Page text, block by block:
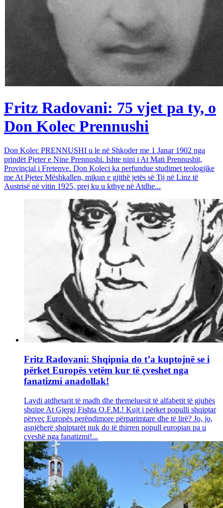
Fritz Radovani: 75 vjet pa ty, o
Don Kolec Prennushi
Don Kolec PRENNUSHI u le në Shkoder me 1 Janar 1902 nga
prindët Pjeter e Nine Prennushi. Ishte nipi i At Mati Prennushit,
Provinçial i Fretenve. Don Koleci ka perfundue studimet teologjike
me At Pjeter Mëshkallen, mikun e gjithë jetës së Tij në Linz të
Austrisë në vitin 1925, prej ku u kthye në Atdhe...
Fritz Radovani: Shqipnia do t’a kuptojnë se i
përket Europës vetëm kur të çveshet nga
fanatizmi anadollak!
Lavdi atdhetarit të madh dhe themeluesit të alfabetit të gjuhës
shqipe At Gjergj Fishta O.F.M.! Kujt i përket populli shqiptar
përveç Europës perëndimore përparimtare dhe të lirë? Jo, jo,
asnjëherë shqiptarët nuk do të thirren popull europian pa u
çveshë nga fanatizmi!...